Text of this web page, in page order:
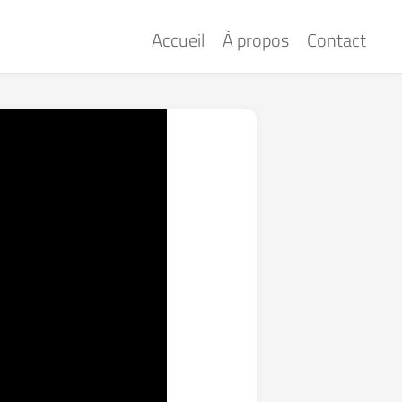
Accueil À propos Contact